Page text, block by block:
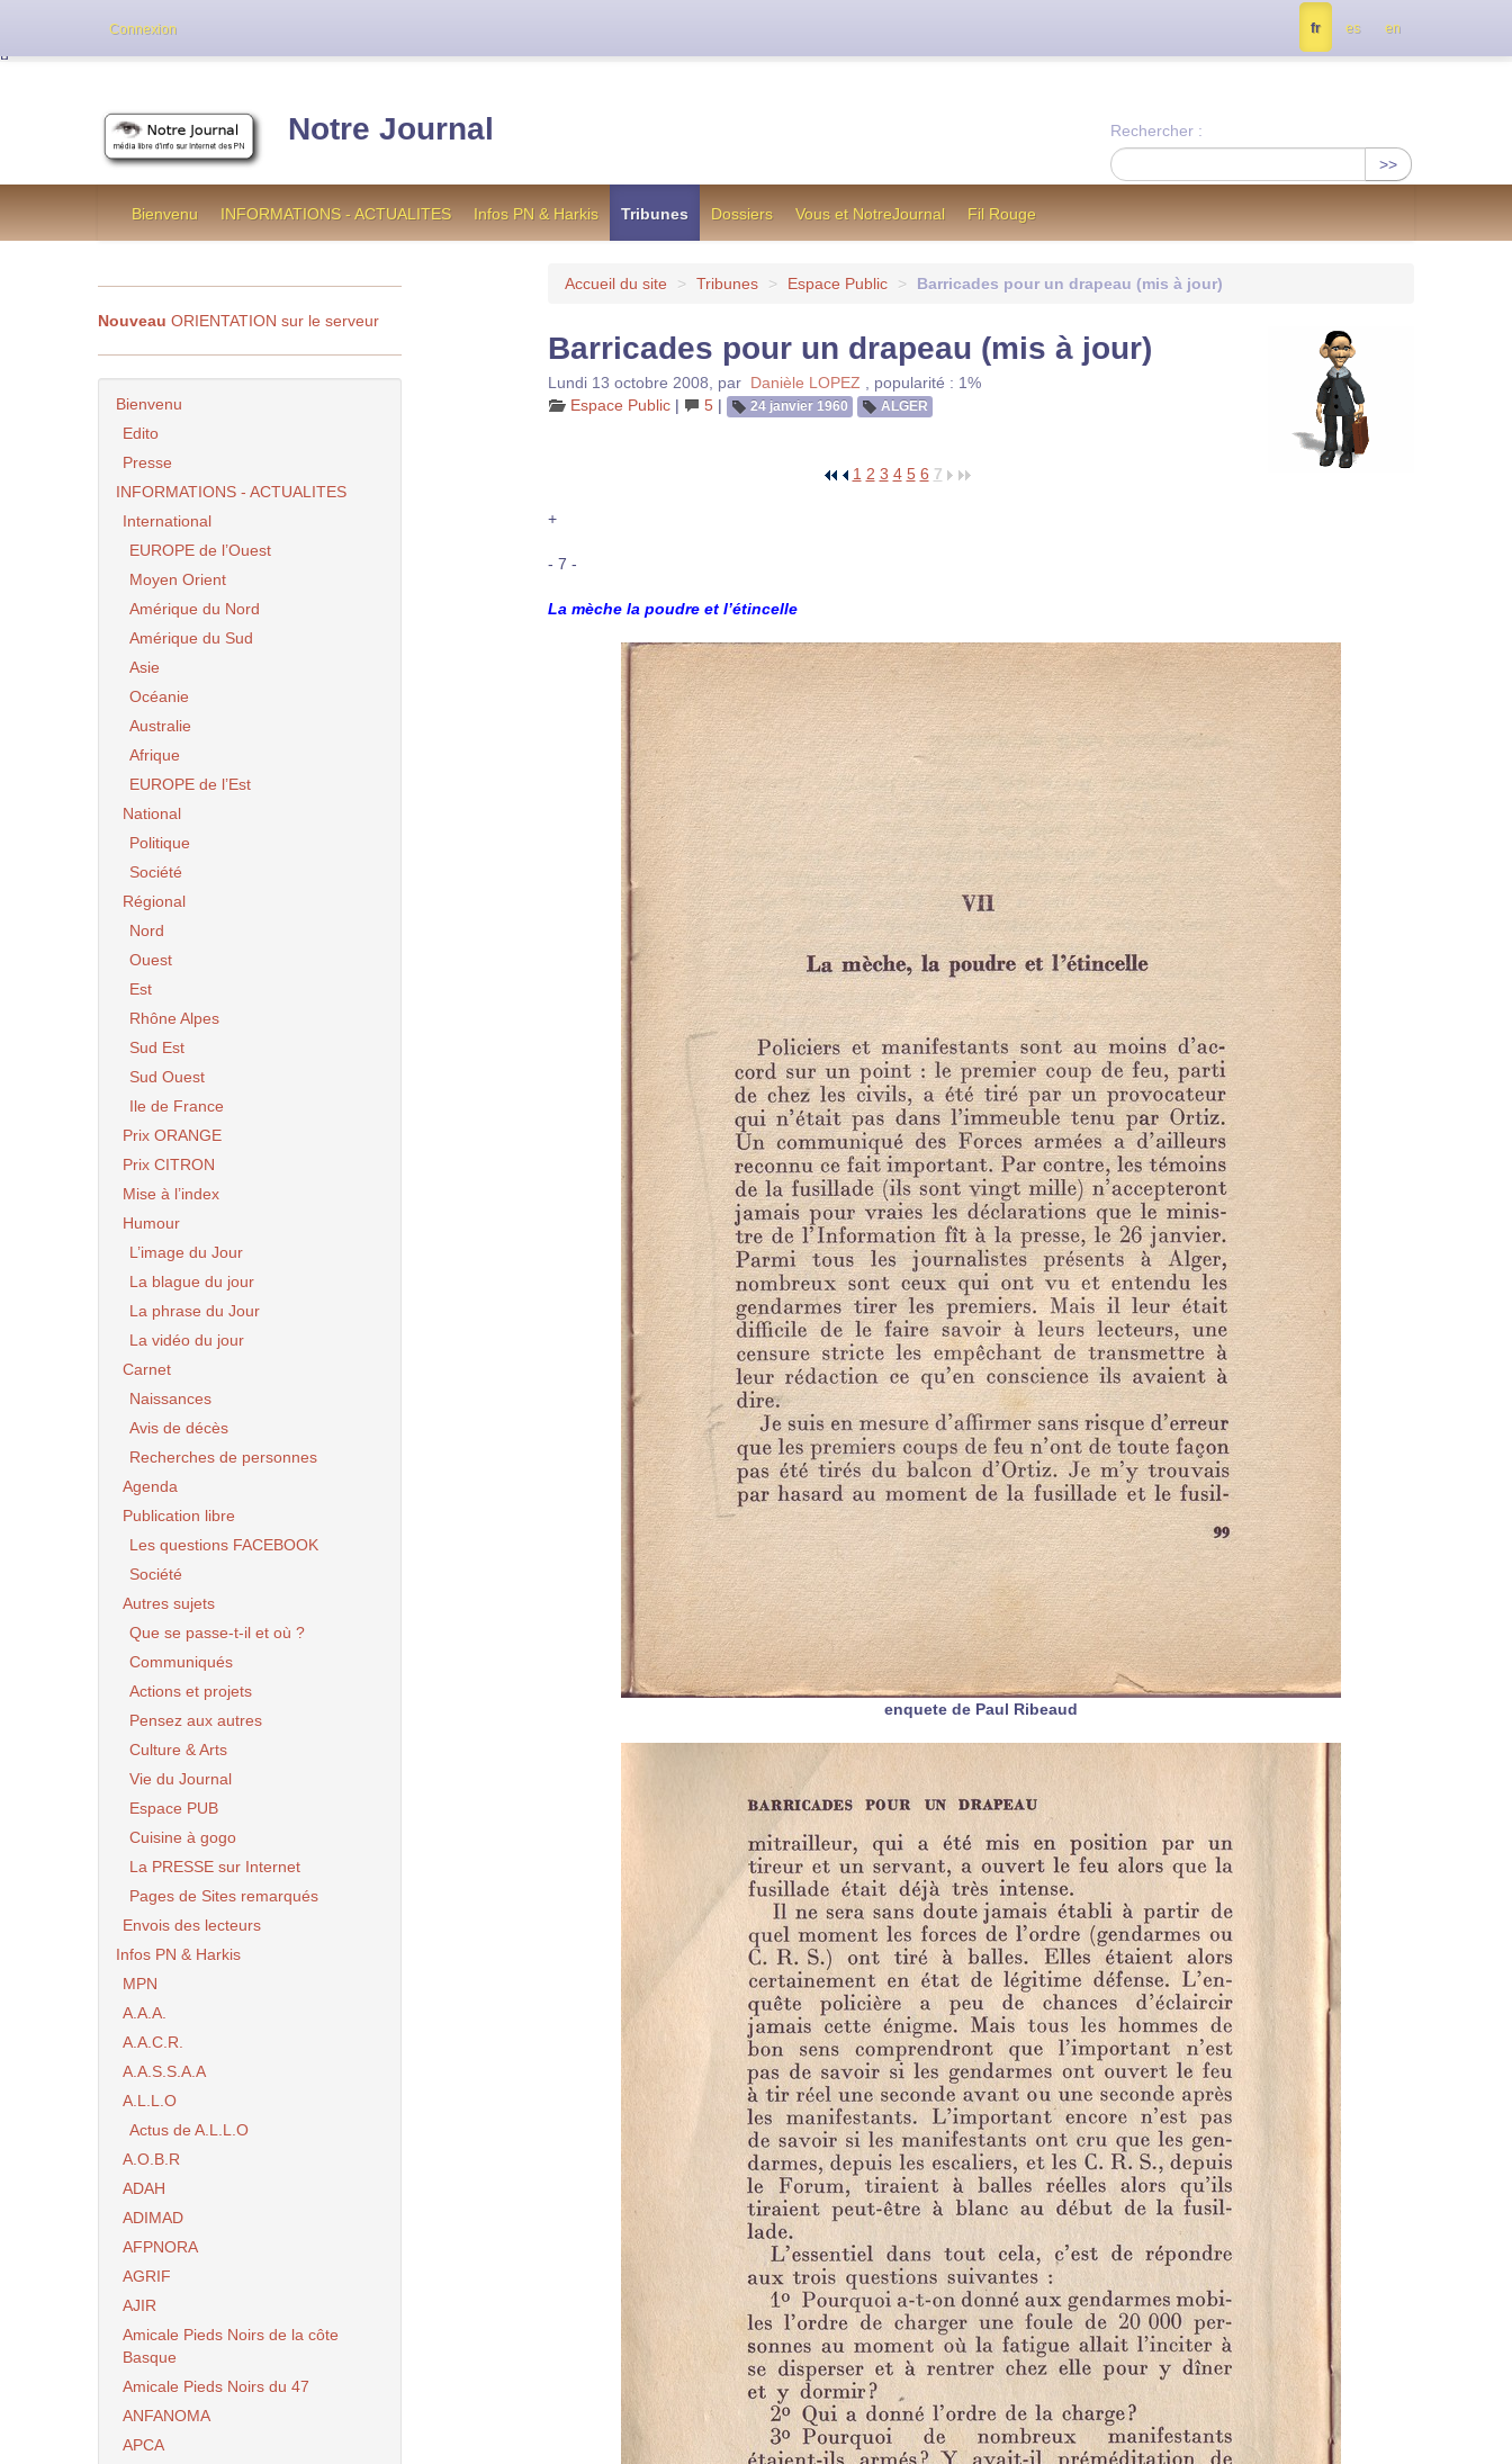
Notre Journal
Rechercher :
>>
Bienvenu INFORMATIONS - ACTUALITES Infos PN & Harkis Tribunes Dossiers Vous et NotreJournal Fil Rouge
Accueil du site > Tribunes > Espace Public > Barricades pour un drapeau (mis à jour)
Barricades pour un drapeau (mis à jour)
Lundi 13 octobre 2008 par Danièle LOPEZ
popularité : 1%
Espace Public | 5 | 24 janvier 1960 ALGER
1 2 3 4 5 6 7
+
- 7 -
La mèche la poudre et l’étincelle
enquete de Paul Ribeaud
Nouveau ORIENTATION sur le serveur
Bienvenu
Edito
Presse
INFORMATIONS - ACTUALITES
International
EUROPE de l’Ouest
Moyen Orient
Amérique du Nord
Amérique du Sud
Asie
Océanie
Australie
Afrique
EUROPE de l’Est
National
Politique
Société
Régional
Nord
Ouest
Est
Rhône Alpes
Sud Est
Sud Ouest
Ile de France
Prix ORANGE
Prix CITRON
Mise à l’index
Humour
L’image du Jour
La blague du jour
La phrase du Jour
La vidéo du jour
Carnet
Naissances
Avis de décès
Recherches de personnes
Agenda
Publication libre
Les questions FACEBOOK
Société
Autres sujets
Que se passe-t-il et où ?
Communiqués
Actions et projets
Pensez aux autres
Culture & Arts
Vie du Journal
Espace PUB
Cuisine à gogo
La PRESSE sur Internet
Pages de Sites remarqués
Envois des lecteurs
Infos PN & Harkis
MPN
A.A.A.
A.A.C.R.
A.A.S.S.A.A
A.L.L.O
Actus de A.L.L.O
A.O.B.R
ADAH
ADIMAD
AFPNORA
AGRIF
AJIR
Amicale Pieds Noirs de la côte
Basque
Amicale Pieds Noirs du 47
ANFANOMA
APCA
Connexion fr es en
Cette version de NotreJournal représente l’ancienne formule utilisée jusqu’en octobre 2012, en cas de difficultés, contactez nous à info@notrejournal.info !